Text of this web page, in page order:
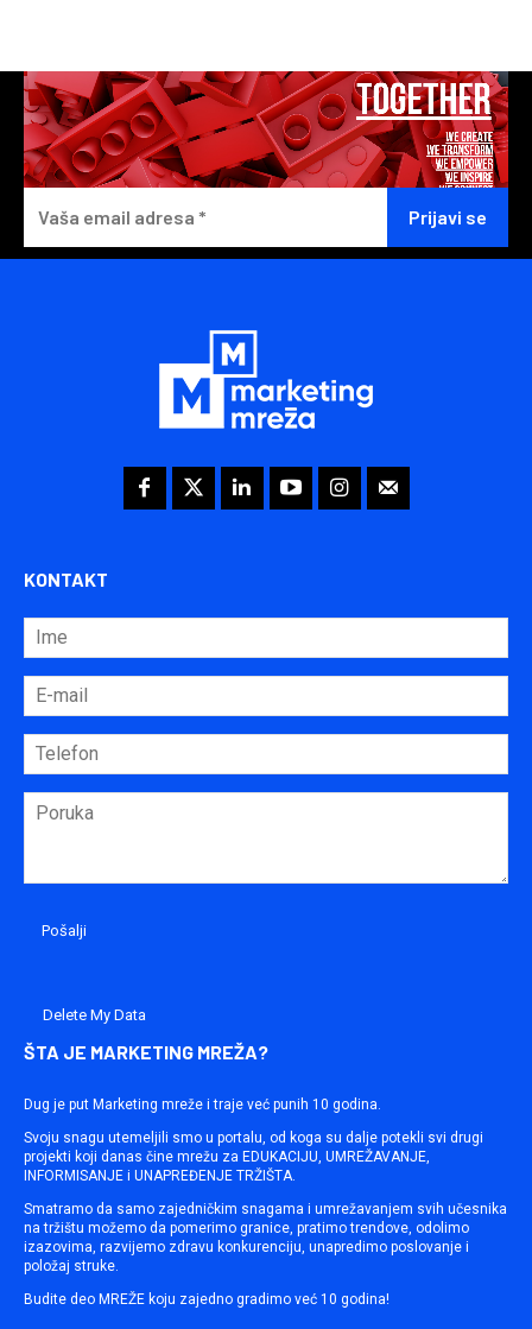
KONTAKT
Delete My Data
ŠTA JE MARKETING MREŽA?
Dug je put Marketing mreže i traje već punih 10 godina.
Svoju snagu utemeljili smo u portalu, od koga su dalje potekli svi drugi
projekti koji danas čine mrežu za EDUKACIJU, UMREŽAVANJE,
INFORMISANJE i UNAPREĐENJE TRŽIŠTA.
Smatramo da samo zajedničkim snagama i umrežavanjem svih učesnika
na tržištu možemo da pomerimo granice, pratimo trendove, odolimo
izazovima, razvijemo zdravu konkurenciju, unapredimo poslovanje i
položaj struke.
Budite deo MREŽE koju zajedno gradimo već 10 godina!